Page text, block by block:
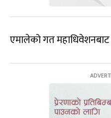
एमालेको गत महाधिवेशनबाट